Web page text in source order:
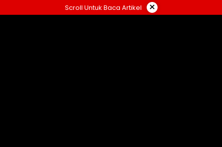
ke
Scroll Untuk Baca Artikel ×